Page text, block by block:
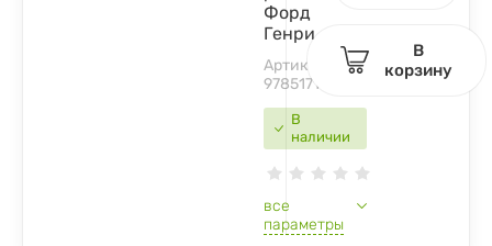
В
наличии
Форд
Генри
Артикул:
9785171656782
все
параметры
В
корзину